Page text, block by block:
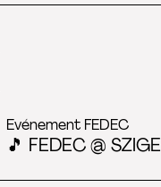
Evénement FEDEC
🎵 FEDEC @